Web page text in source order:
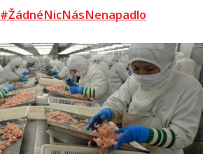
#ŽádnéNicNásNenapadlo